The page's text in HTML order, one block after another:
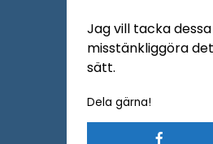
Jag vill tacka
misstänkliggöra
sätt.
Dela gärna!